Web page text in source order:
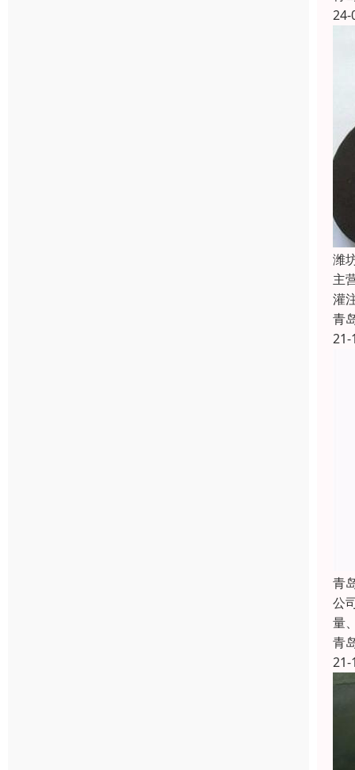
24-
潍
主
灌
青
21-
青
公
量
青
21-